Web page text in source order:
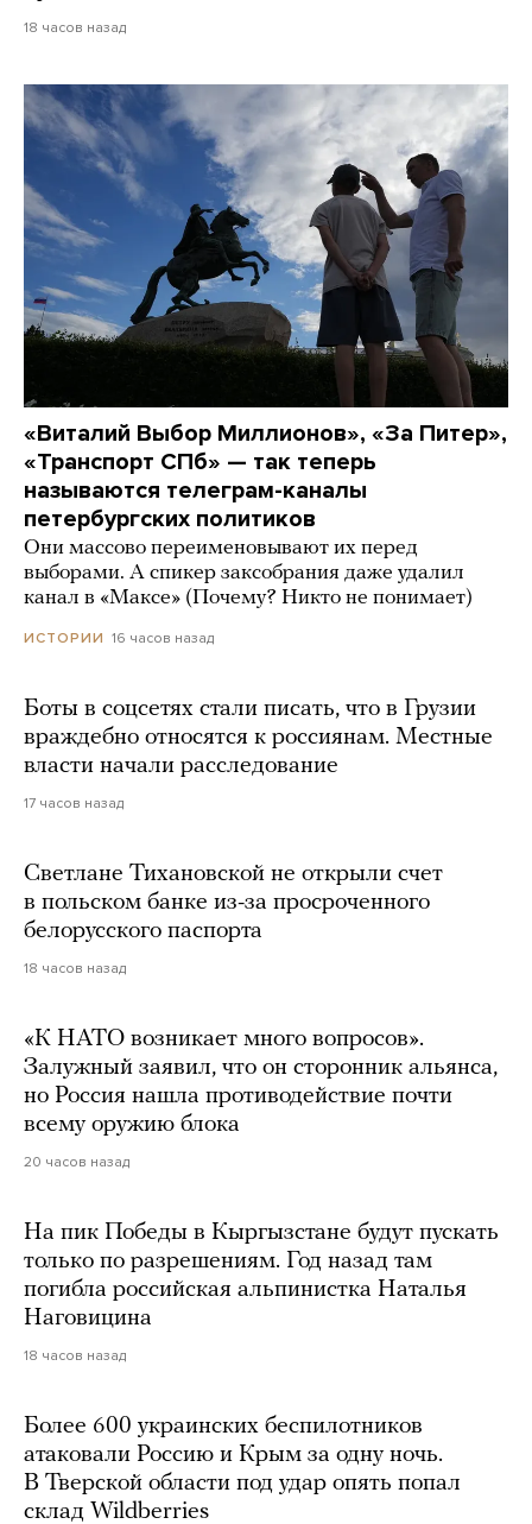
18 часов назад
«Виталий Выбор Миллионов», «За Питер»,
«Транспорт СПб» — так теперь
называются телеграм-каналы
петербургских политиков
Они массово переименовывают их перед
выборами. А спикер заксобрания даже удалил
канал в «Максе» (Почему? Никто не понимает)
ИСТОРИИ 16 часов назад
Боты в соцсетях стали писать, что в Грузии
враждебно относятся к россиянам. Местные
власти начали расследование
17 часов назад
Светлане Тихановской не открыли счет
в польском банке из-за просроченного
белорусского паспорта
18 часов назад
«К НАТО возникает много вопросов».
Залужный заявил, что он сторонник альянса,
но Россия нашла противодействие почти
всему оружию блока
20 часов назад
На пик Победы в Кыргызстане будут пускать
только по разрешениям. Год назад там
погибла российская альпинистка Наталья
Наговицина
18 часов назад
Более 600 украинских беспилотников
атаковали Россию и Крым за одну ночь.
В Тверской области под удар опять попал
склад Wildberries